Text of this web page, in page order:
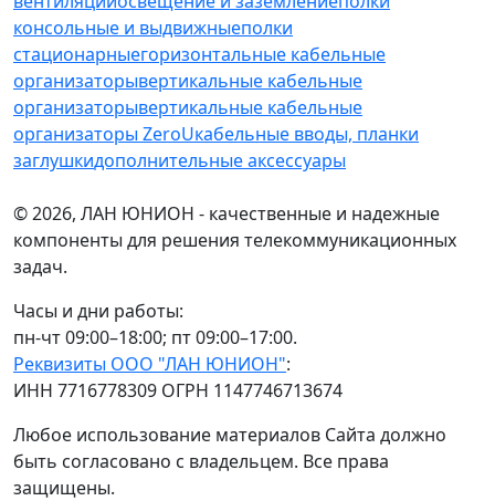
консольные и выдвижныеполки
стационарныегоризонтальные кабельные
организаторывертикальные кабельные
организаторывертикальные кабельные
организаторы ZeroUкабельные вводы, планки
заглушкидополнительные аксессуары
© 2026, ЛАН ЮНИОН - качественные и надежные
компоненты для решения телекоммуникационных
задач.
Часы и дни работы:
пн-чт 09:00–18:00; пт 09:00–17:00.
Реквизиты ООО "ЛАН ЮНИОН":
ИНН 7716778309 ОГРН 1147746713674
Любое использование материалов Сайта должно
быть согласовано с владельцем. Все права
защищены.